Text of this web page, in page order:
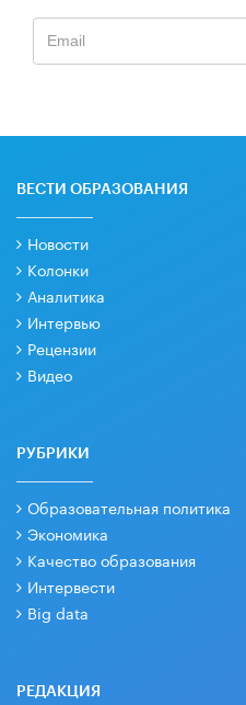
ВЕСТИ ОБРАЗОВАНИЯ
Новости
Колонки
Аналитика
Интервью
Рецензии
Видео
РУБРИКИ
Образовательная политика
Экономика
Качество образования
Интервести
Big data
РЕДАКЦИЯ